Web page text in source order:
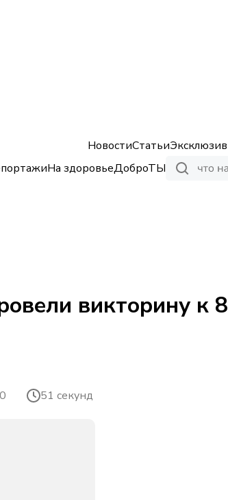
НовостиСтатьиЭксклюзив
На здоровьеДоброТЫ
викторину к 8
51 секунд